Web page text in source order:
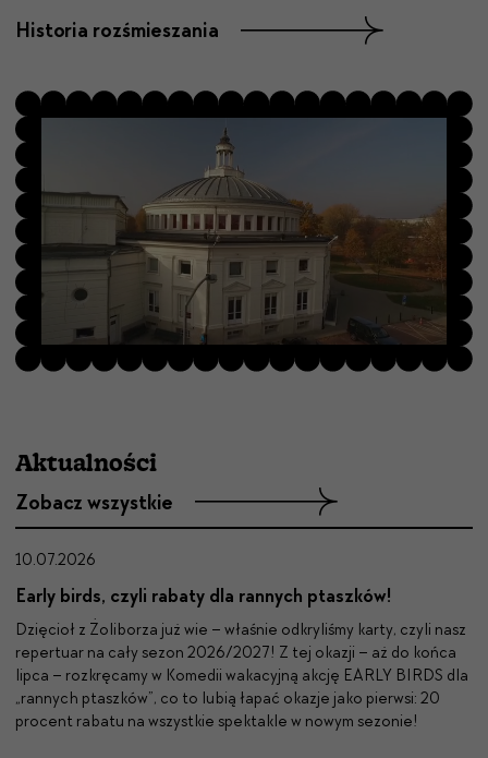
Historia rozśmieszania
Aktualności
Zobacz wszystkie
10.07.2026
Early birds, czyli rabaty dla rannych ptaszków!
Dzię­cioł z Żoli­borza już wie – właśnie odkryliśmy kar­ty, czyli nasz
reper­tu­ar na cały sezon 2026/2027! Z tej okazji – aż do koń­ca
lip­ca – rozkrę­camy w Komedii waka­cyjną akcję EARLY BIRDS dla
„ran­nych ptaszków”, co to lubią łapać okaz­je jako pier­wsi: 20
pro­cent rabatu na wszys­tkie spek­tak­le w nowym sezonie!